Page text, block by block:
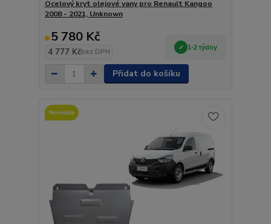
Ocelový kryt olejové vany pro Renault Kangoo
2008 - 2021, Unknown
5 780 Kč
4 777 Kčbez DPH
1-2 týdny
Přidat do košíku
Novinka